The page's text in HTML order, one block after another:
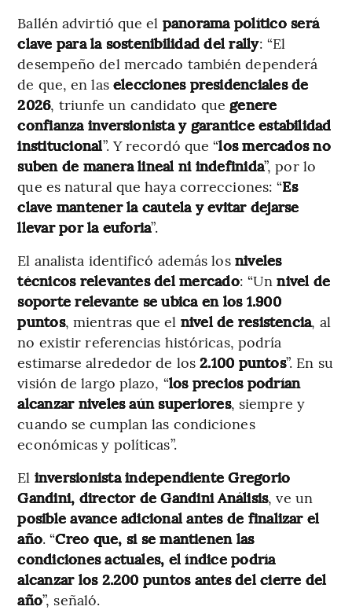
Ballén advirtió que el panorama político será
clave para la sostenibilidad del rally: “El
desempeño del mercado también dependerá
de que, en las elecciones presidenciales de
2026, triunfe un candidato que genere
confianza inversionista y garantice estabilidad
institucional”. Y recordó que “los mercados no
suben de manera lineal ni indefinida”, por lo
que es natural que haya correcciones: “Es
clave mantener la cautela y evitar dejarse
llevar por la euforia”.
El analista identificó además los niveles
técnicos relevantes del mercado: “Unnivel de
soporte relevante se ubica en los 1.900
puntos, mientras que el nivel de resistencia, al
no existir referencias históricas, podría
estimarse alrededor de los2.100 puntos”. En su
visión de largo plazo, “los precios podrían
alcanzar niveles aún superiores, siempre y
cuando se cumplan las condiciones
económicas y políticas”.
El inversionista independiente Gregorio
Gandini, director de Gandini Análisis, ve un
posible avance adicional antes de finalizar el
año. “Creo que, si se mantienen las
condiciones actuales, el índice podría
alcanzar los 2.200 puntos antes del cierre del
año”, señaló.